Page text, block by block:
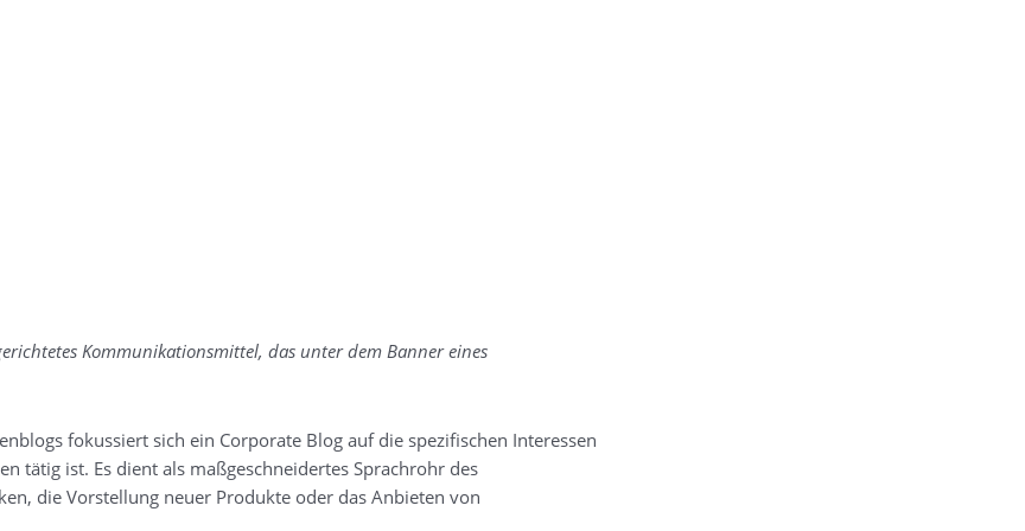
Kommunikationsmittel, das unter dem Banner eines
fokussiert sich ein Corporate Blog auf die spezifischen Interessen
tätig ist. Es dient als maßgeschneidertes Sprachrohr des
die Vorstellung neuer Produkte oder das Anbieten von